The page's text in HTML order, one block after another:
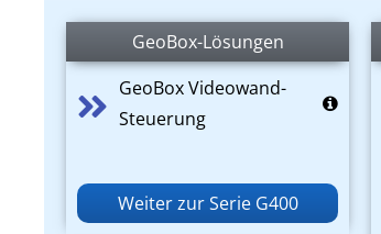
GeoBox-Lösungen
GeoBox Videowand-
Steuerung
Weiter zur Serie G400